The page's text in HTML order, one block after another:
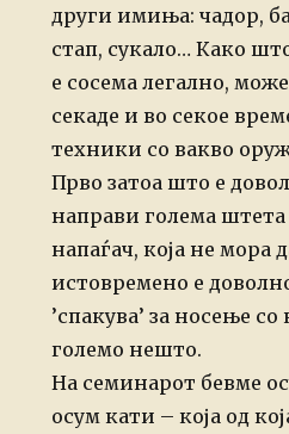
други имиња: чадор,
стап, сукало… Како
е сосема легално,
секаде и во секое
техники со вакво
Прво затоа што е
направи голема
напаѓач, која не мора
истовремено е
’спакува’ за носење
големо нешто.
На семинарот бевме
осум кати – која од